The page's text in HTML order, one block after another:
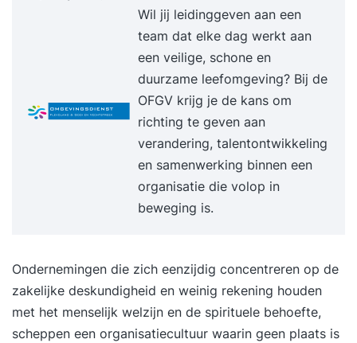
mindfulness, lichaamswerk, familieopstellingen,
ontspanningstechnieken en counselingtechnieken.
Het proces wordt begeleid door Joost Harends
samen met een co-trainer in een respectvolle,
veilige en open sfeer.Wat levert de training je
op? Meer zelfinzicht Zelfvertrouwen en
levensvreugde Beter en vrijer functioneren
Loslaten van oude ballast Assertiviteit en
daadkracht Authentiek zijn Beter en
gemakkelijker in relatie met anderen. Overwinnen
Vernieuwde energie Meer rust en stabiliteit Leven
in het hier en nu Duidelijke doelen (werk, carrière,
privé, relaties) Het traject bestaat uit: Een
intakegesprek met een trainer Thuisopdrachten
Wil jij leidinggeven aan een
team dat elke dag werkt aan
een veilige, schone en
duurzame leefomgeving? Bij de
OFGV krijg je de kans om
richting te geven aan
verandering, talentontwikkeling
en samenwerking binnen een
organisatie die volop in
beweging is.
Ondernemingen die zich eenzijdig concentreren op de
zakelijke deskundigheid en weinig rekening houden
met het menselijk welzijn en de spirituele behoefte,
scheppen een organisatiecultuur waarin geen plaats is